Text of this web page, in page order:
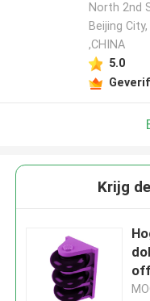
North 2nd
Beijing
,CHINA
5.0
Krijg